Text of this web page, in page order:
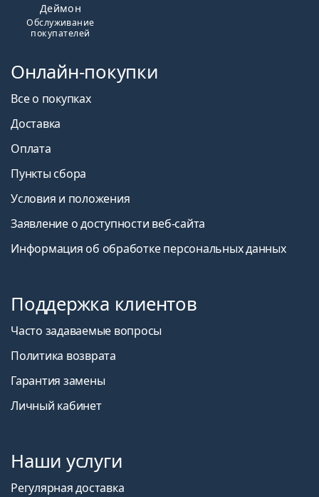
Деймон
Обслуживание
покупателей
Онлайн-покупки
Все о покупках
Доставка
Оплата
Пункты сбора
Условия и положения
Заявление о доступности веб-сайта
Информация об обработке персональных данных
Поддержка клиентов
Часто задаваемые вопросы
Политика возврата
Гарантия замены
Личный кабинет
Наши услуги
Регулярная доставка